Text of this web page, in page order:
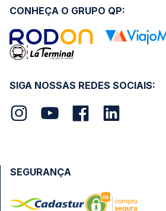
SIGA NOSSAS REDES SOCIAIS:
CONHEÇA O GRUPO QP:
SEGURANÇA